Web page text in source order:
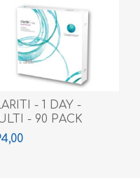
- 1 DAY -
- 90 PACK